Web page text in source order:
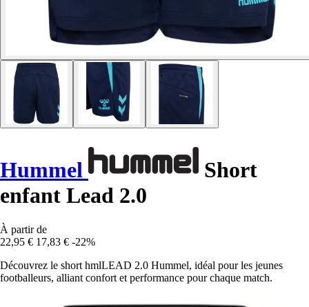
Hummel
Short
enfant Lead 2.0
À partir de
22,95 € 17,83 € -22%
Découvrez le short hmlLEAD 2.0 Hummel, idéal pour les jeunes
footballeurs, alliant confort et performance pour chaque match.